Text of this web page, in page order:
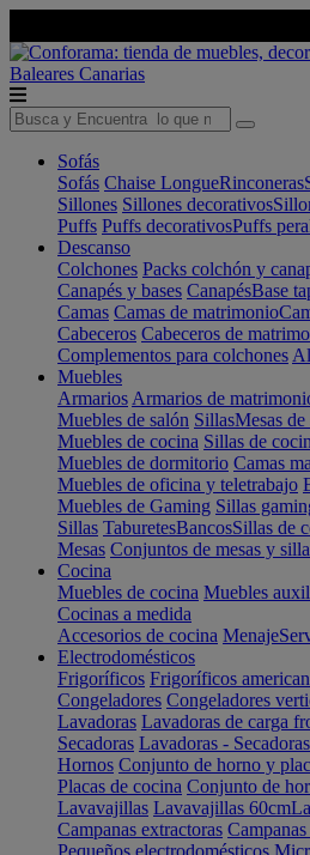
Baleares Canarias
Sofás
Sofás Chaise LongueRinconeras
Sillones Sillones decorativos
Puffs Puffs decorativosPuffs pera
Descanso
Colchones Packs colchón y
Canapés y bases CanapésBase
Camas Camas de matrimonio
Cabeceros Cabeceros de
Complementos para colchones
Muebles
Armarios Armarios de
Muebles de salón SillasMesas de
Muebles de cocina Sillas de
Muebles de dormitorio Camas
Muebles de oficina y teletrabajo
Muebles de Gaming Sillas
Sillas TaburetesBancosSillas de
Mesas Conjuntos de mesas y
Cocina
Muebles de cocina Muebles
Cocinas a medida
Accesorios de cocina Menaje
Electrodomésticos
Frigoríficos Frigoríficos
Congeladores Congeladores
Lavadoras Lavadoras de carga
Secadoras Lavadoras - Secadoras
Hornos Conjunto de horno y
Placas de cocina Conjunto de
Lavavajillas Lavavajillas 60cm
Campanas extractoras
Pequeños electrodomésticos